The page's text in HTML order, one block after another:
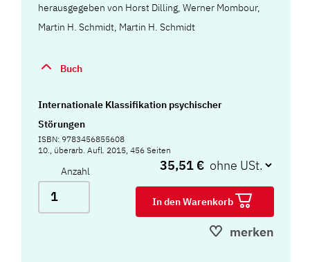
herausgegeben von Horst Dilling, Werner Mombour,
Martin H. Schmidt, Martin H. Schmidt
Buch
Internationale Klassifikation psychischer
Störungen
ISBN: 9783456855608
10., überarb. Aufl. 2015, 456 Seiten
Anzahl 35,51 €
In den Warenkorb
merken